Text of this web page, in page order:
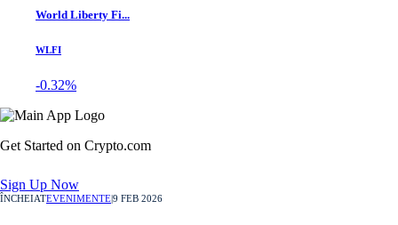
World Liberty Fi...
WLFI
-0.32%
Get Started on Crypto.com
Sign Up Now
ÎNCHEIATEVENIMENTE9 FEB 2026